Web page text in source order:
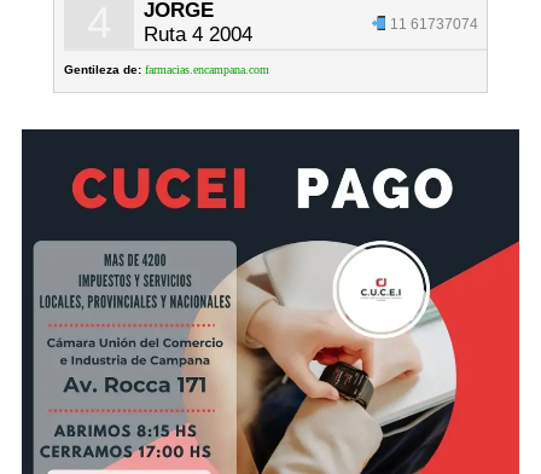
JORGE
Ruta 4 2004
11 61737074
Gentileza de: farmacias.encampana.com